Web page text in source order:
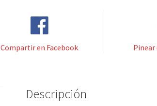
Compartir en Facebook
Descripción